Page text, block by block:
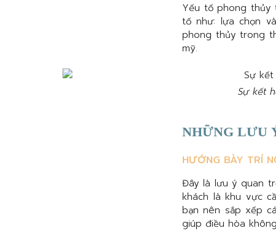
Yếu tố phong thủy
tố như: lựa chọn
phong thủy trong
mỹ.
Sự kết
NHỮNG LƯU
HƯỚNG BÀY TRÍ
Đây là lưu ý quan
khách là khu vực
bạn nên sắp xếp
giúp điều hòa